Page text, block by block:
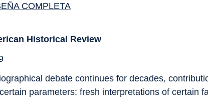
COMPLETA
Historical Review
debate continues for decades,
parameters: fresh interpretations of certain